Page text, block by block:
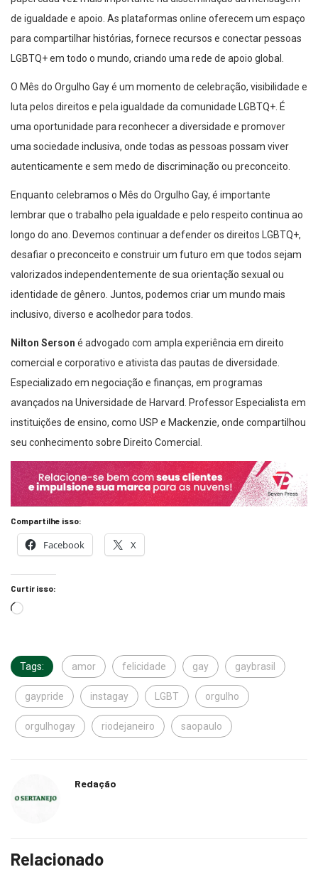
de igualdade e apoio. As plataformas online oferecem um espaço
para compartilhar histórias, fornece recursos e conectar pessoas
LGBTQ+ em todo o mundo, criando uma rede de apoio global.
O Mês do Orgulho Gay é um momento de celebração, visibilidade e
luta pelos direitos e pela igualdade da comunidade LGBTQ+. É
uma oportunidade para reconhecer a diversidade e promover
uma sociedade inclusiva, onde todas as pessoas possam viver
autenticamente e sem medo de discriminação ou preconceito.
Enquanto celebramos o Mês do Orgulho Gay, é importante
lembrar que o trabalho pela igualdade e pelo respeito continua ao
longo do ano. Devemos continuar a defender os direitos LGBTQ+,
desafiar o preconceito e construir um futuro em que todos sejam
valorizados independentemente de sua orientação sexual ou
identidade de gênero. Juntos, podemos criar um mundo mais
inclusivo, diverso e acolhedor para todos.
Nilton Serson é advogado com ampla experiência em direito
comercial e corporativo e ativista das pautas de diversidade.
Especializado em negociação e finanças, em programas
avançados na Universidade de Harvard. Professor Especialista em
instituições de ensino, como USP e Mackenzie, onde compartilhou
seu conhecimento sobre Direito Comercial.
Compartilhe isso:
Facebook X
Curtir isso:
Tags: amor felicidade gay gaybrasil
gaypride instagay LGBT orgulho
orgulhogay riodejaneiro saopaulo
Redação
Relacionado